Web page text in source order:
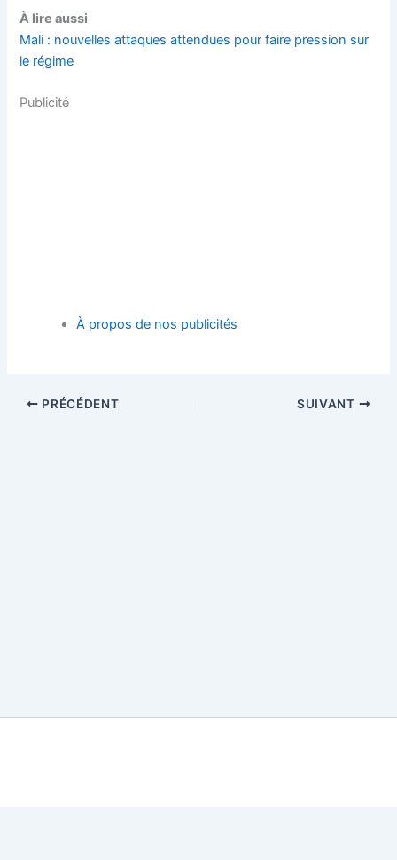
À lire aussi
Mali : nouvelles attaques attendues pour faire pression sur
le régime
Publicité
À propos de nos publicités
PRÉCÉDENT SUIVANT